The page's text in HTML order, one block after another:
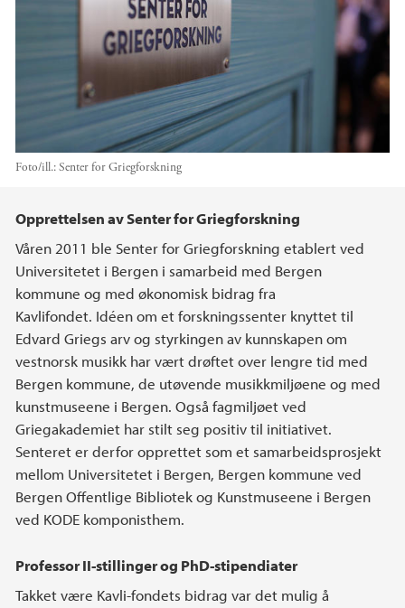
Foto/ill.:Senter for Griegforskning
Hovedinnhold
Opprettelsen av Senter for Griegforskning
Våren 2011 ble Senter for Griegforskning etablert ved
Universitetet i Bergen i samarbeid med Bergen
kommune og med økonomisk bidrag fra
Kavlifondet. Idéen om et forskningssenter knyttet til
Edvard Griegs arv og styrkingen av kunnskapen om
vestnorsk musikk har vært drøftet over lengre tid med
Bergen kommune, de utøvende musikkmiljøene og med
kunstmuseene i Bergen. Også fagmiljøet ved
Griegakademiet har stilt seg positiv til initiativet.
Senteret er derfor opprettet som et samarbeidsprosjekt
mellom Universitetet i Bergen, Bergen kommune ved
Bergen Offentlige Bibliotek og Kunstmuseene i Bergen
ved KODE komponisthem.
Professor II-stillinger og PhD-stipendiater
Takket være Kavli-fondets bidrag var det mulig å